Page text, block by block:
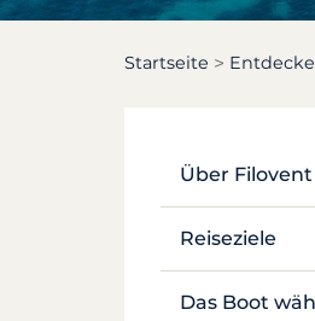
Startseite
Über Filovent
Unser
Reiseziele
Ägypten
Das Boot